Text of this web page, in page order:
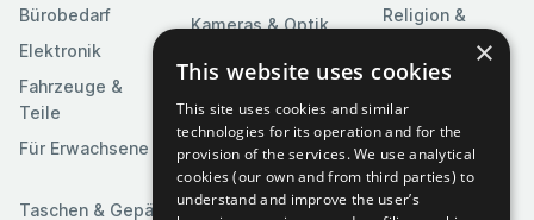
Bürobedarf
Elektronik
Fahrzeuge &
Teile
Für Erwachsene
Kameras & Optik
Kunst &
Unterhaltung
Medien
Religion &
Feierlichkeiten
Software
Spielzeuge &
Spiele
Sportartikel
Taschen & Gepäck
×
This website uses cookies
This site uses cookies and similar
technologies for its operation and for the
provision of the services. We use analytical
cookies (our own and from third parties) to
understand and improve the user’s